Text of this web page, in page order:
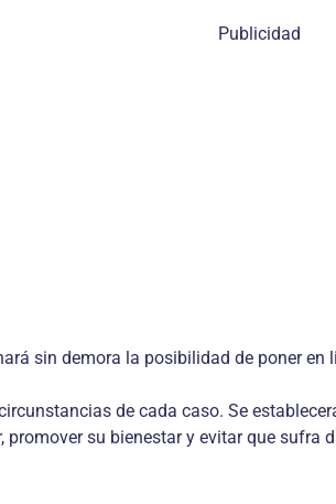
Publicidad
sin demora la posibilidad de poner en
de cada caso. Se
su bienestar y evitar que sufra